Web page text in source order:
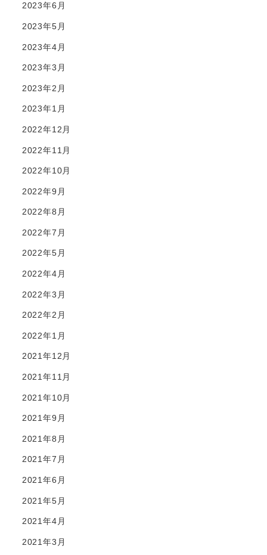
2023年6月
2023年5月
2023年4月
2023年3月
2023年2月
2023年1月
2022年12月
2022年11月
2022年10月
2022年9月
2022年8月
2022年7月
2022年5月
2022年4月
2022年3月
2022年2月
2022年1月
2021年12月
2021年11月
2021年10月
2021年9月
2021年8月
2021年7月
2021年6月
2021年5月
2021年4月
2021年3月